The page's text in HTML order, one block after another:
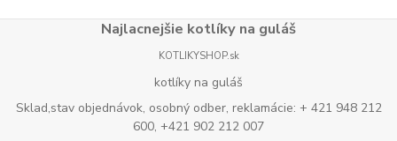
Najlacnejšie kotlíky na guláš
KOTLIKYSHOP.sk
kotlíky na guláš
Sklad,stav objednávok, osobný odber, reklamácie: + 421 948 212
600, +421 902 212 007